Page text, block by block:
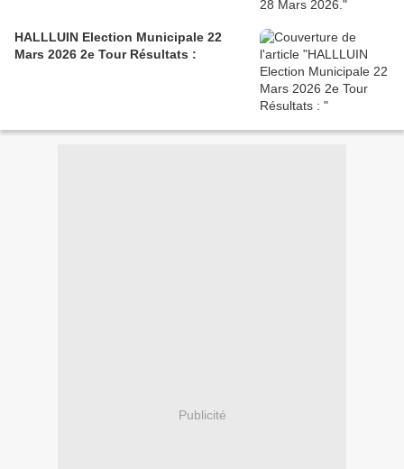
HALLLUIN Election Municipale 22
Mars 2026 2e Tour Résultats :
Publicité